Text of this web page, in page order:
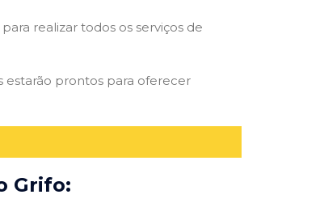
realizar todos os serviços de
estarão prontos para oferecer
Grifo: